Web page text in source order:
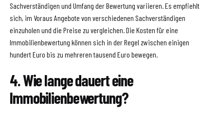
Sachverständigen und Umfang der Bewertung variieren. Es empfiehlt
sich, im Voraus Angebote von verschiedenen Sachverständigen
einzuholen und die Preise zu vergleichen. Die Kosten für eine
Immobilienbewertung können sich in der Regel zwischen einigen
hundert Euro bis zu mehreren tausend Euro bewegen.
4. Wie lange dauert eine
Immobilienbewertung?